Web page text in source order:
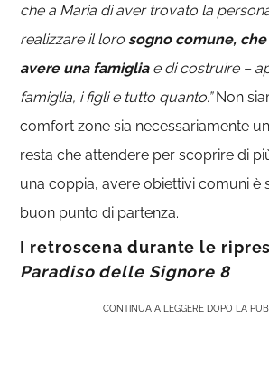
che a Maria di aver trovato la
realizzare il lorosogno comune,
avere una famigliae di costruire –
famiglia, i figli e tutto quanto.”Non
comfort zone sia necessariamente
resta che attendere per scoprire di
una coppia, avere obiettivi comuni è
buon punto di partenza.
I retroscena durante le
Paradiso delle Signore 8
CONTINUA A LEGGERE DOPO LA